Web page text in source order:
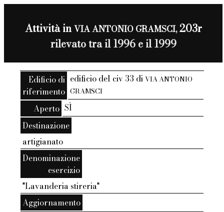
Attività inVIA ANTONIO GRAMSCI,203r
rilevato tra il 1996 e il 1999
Edificio di
riferimento
edificio del civ 33 diVIA ANTONIO
GRAMSCI
Aperto SÌ
Destinazione
artigianato
Denominazione
esercizio
"Lavanderia stireria"
Aggiornamento